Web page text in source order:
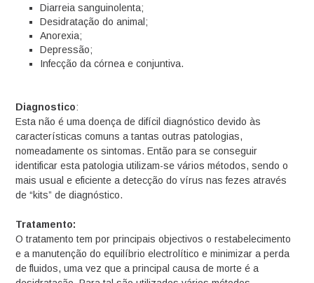
Diarreia sanguinolenta;
Desidratação do animal;
Anorexia;
Depressão;
Infecção da córnea e conjuntiva.
Diagnostico:
Esta não é uma doença de difícil diagnóstico devido às
características comuns a tantas outras patologias,
nomeadamente os sintomas. Então para se conseguir
identificar esta patologia utilizam-se vários métodos, sendo o
mais usual e eficiente a detecção do vírus nas fezes através
de “kits” de diagnóstico.
Tratamento:
O tratamento tem por principais objectivos o restabelecimento
e a manutenção do equilíbrio electrolítico e minimizar a perda
de fluidos, uma vez que a principal causa de morte é a